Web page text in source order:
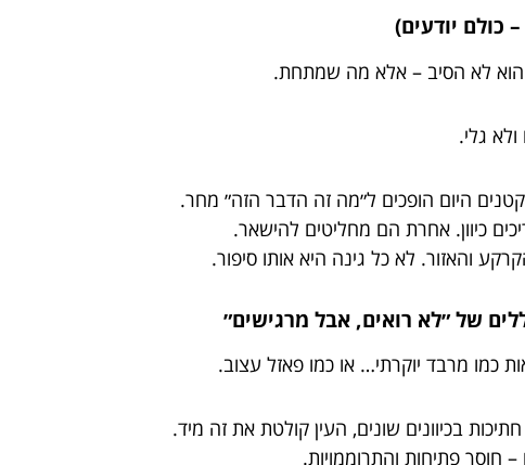
כולם יודעים)
הוא לא הסיב – אלא מה שמתחת.
גלי.
היום הופכים ל״מה זה הדבר הזה״ מחר.
כיוון. אחרת הם מחליטים להישאר.
והאזור. לא כל גינה היא אותו סיפור.
כמו מרבד יוקרתי… או כמו פאזל עצוב.
בכיוונים שונים, העין קולטת את זה מיד.
– חוסך פתיחות והתרוממויות.